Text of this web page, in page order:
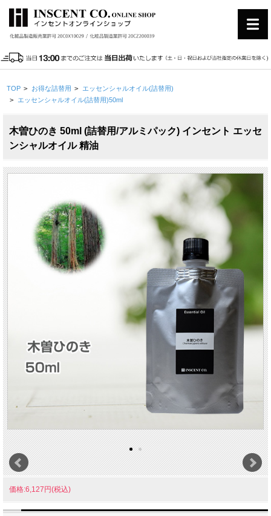
TOP > お得な詰替用 > エッセンシャルオイル(詰替用)
> エッセンシャルオイル(詰替用)50ml
木曽ひのき 50ml (詰替用/アルミパック) インセント エッセ
ンシャルオイル 精油
価格:6,127円(税込)